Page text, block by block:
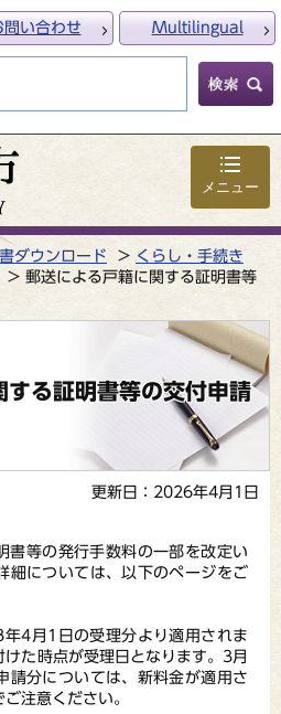
メニュー
問い合わせ Multilingual
ダウンロード
くらし・手続き
郵送による戸籍に関する証明書等
する証明書等の交付申請
更新日：2026年4月1日
書等の発行手数料の一部を改定い
細については、以下のページをご
年4月1日の受理分より適用されま
た時点が受理日となります。3月
請分については、新料金が適用さ
注意ください。